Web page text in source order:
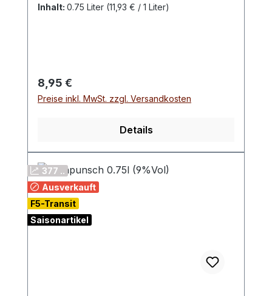
Inhalt: 0.75 Liter (11,93 € / 1 Liter)
Regulärer Preis:
8,95 €
Preise inkl. MwSt. zzgl. Versandkosten
Details
377 ..
Ausverkauft
F5-Transit
Saisonartikel